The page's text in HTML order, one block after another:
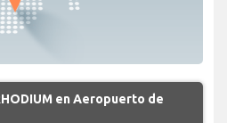
en Aeropuerto de